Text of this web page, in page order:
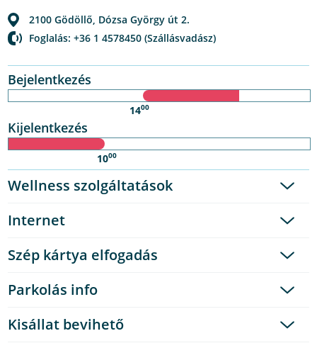
2100 Gödöllő Dózsa György út 2.
Foglalás: +36 1 4578450 (Szállásvadász)
Bejelentkezés
1400
Kijelentkezés
1000
Wellness szolgáltatások
Internet
Szép kártya elfogadás
Parkolás info
Kisállat bevihető